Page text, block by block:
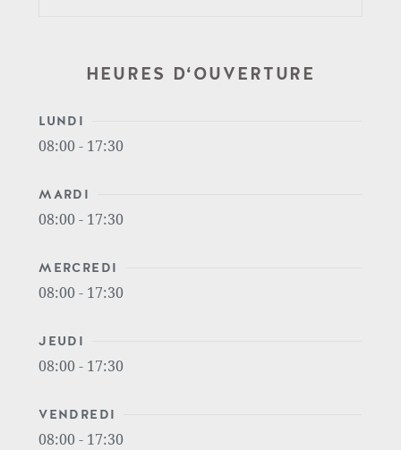
HEURES D‘OUVERTURE
LUNDI
08:00 - 17:30
MARDI
08:00 - 17:30
MERCREDI
08:00 - 17:30
JEUDI
08:00 - 17:30
VENDREDI
08:00 - 17:30